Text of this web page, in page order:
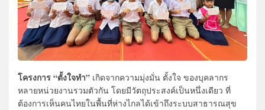
โครงการ “ตั้งใจทำ” เกิดจากความมุ่งมั่น ตั้งใจ ของบุคลากร
หลายหน่วยงานรวมตัวกัน โดยมีวัตถุประสงค์เป็นหนึ่งเดียว ที่
ต้องการเห็นคนไทยในพื้นที่ห่างไกลได้เข้าถึงระบบสาธารณสุข